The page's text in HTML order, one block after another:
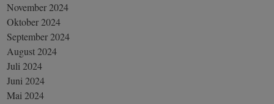
November 2024
Oktober 2024
September 2024
August 2024
Juli 2024
Juni 2024
Mai 2024